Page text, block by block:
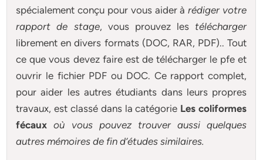
spécialement conçu pour vous aider àrédiger votre
rapport de stage, vous prouvez les télécharger
librement en divers formats (DOC, RAR, PDF).. Tout
ce que vous devez faire est de télécharger le pfe et
ouvrir le fichier PDF ou DOC. Ce rapport complet,
pour aider les autres étudiants dans leurs propres
travaux, est classé dans la catégorie Les coliformes
fécauxoù vous pouvez trouver aussi quelques
autresmémoiresde fin d’études similaires.